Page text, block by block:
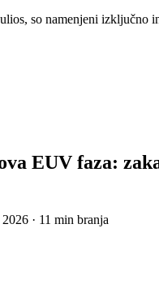
so namenjeni izključno
EUV faza:
2026 · 11 min branja